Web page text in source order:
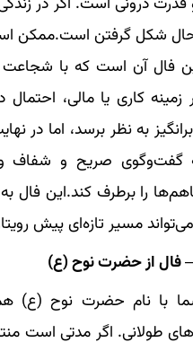
شکل گرفتن است.ممکن
فال آن است که با شجاعت و
زمینه کاری یا مالی،
به نظر برسد، اما در
گفت‌وگوی صریح و شفاف
را برطرف کند.این فال
مسیر تازه‌ای پیش
فال از حضرت نوح (ع)
با نام حضرت نوح (ع)
طولانی. اگر مدتی است